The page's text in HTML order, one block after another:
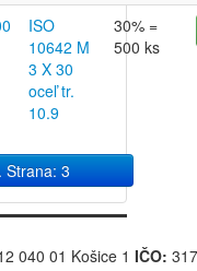
ISO
10642 M
3 X 30
oceľ tr.
10.9
30% =
500 ks
Strana: 3
040 01 Košice 1 IČO: